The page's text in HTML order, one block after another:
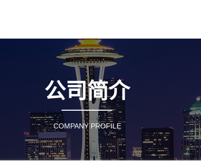
公司简介
COMPANY PROFILE